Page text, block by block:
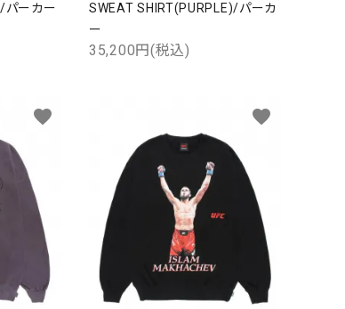
パーカー
SWEAT SHIRT(PURPLE)/パーカ
ー
35,200円(税込)
favorite favorite